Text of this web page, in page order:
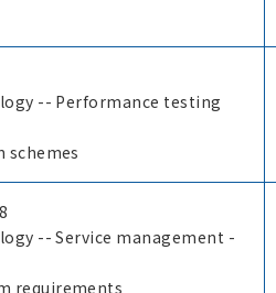
-- Performance testing
-- Service management -
requirements